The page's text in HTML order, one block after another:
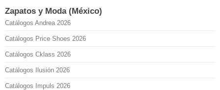
Zapatos y Moda (México)
Catálogos Andrea 2026
Catálogos Price Shoes 2026
Catálogos Cklass 2026
Catálogos Ilusión 2026
Catálogos Impuls 2026